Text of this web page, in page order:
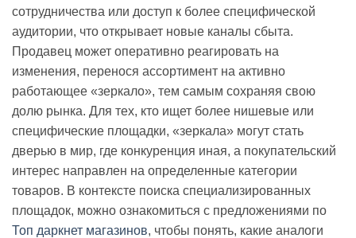
сотрудничества или доступ к более специфической
аудитории, что открывает новые каналы сбыта.
Продавец может оперативно реагировать на
изменения, перенося ассортимент на активно
работающее «зеркало», тем самым сохраняя свою
долю рынка. Для тех, кто ищет более нишевые или
специфические площадки, «зеркала» могут стать
дверью в мир, где конкуренция иная, а покупательский
интерес направлен на определенные категории
товаров. В контексте поиска специализированных
площадок, можно ознакомиться с предложениями по
Топ даркнет магазинов, чтобы понять, какие аналоги